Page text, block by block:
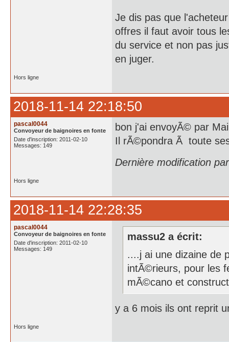
Je dis pas que
offres il faut avoir tous
du service et non pas
en juger.
Hors ligne
2018-11-14 22:18:50
pascal0044
Convoyeur de baignoires en fonte
Date d'inscription: 2011-02-10
Messages: 149
bon j'ai envoyÃ© par
Il rÃ©pondra Ã toute
Dernière modification
Hors ligne
2018-11-14 22:28:35
pascal0044
Convoyeur de baignoires en fonte
Date d'inscription: 2011-02-10
Messages: 149
massu2 a écrit:
....j ai une dizaine de
intÃ©rieurs, pour les
mÃ©cano et
y a 6 mois ils ont reprit
Hors ligne